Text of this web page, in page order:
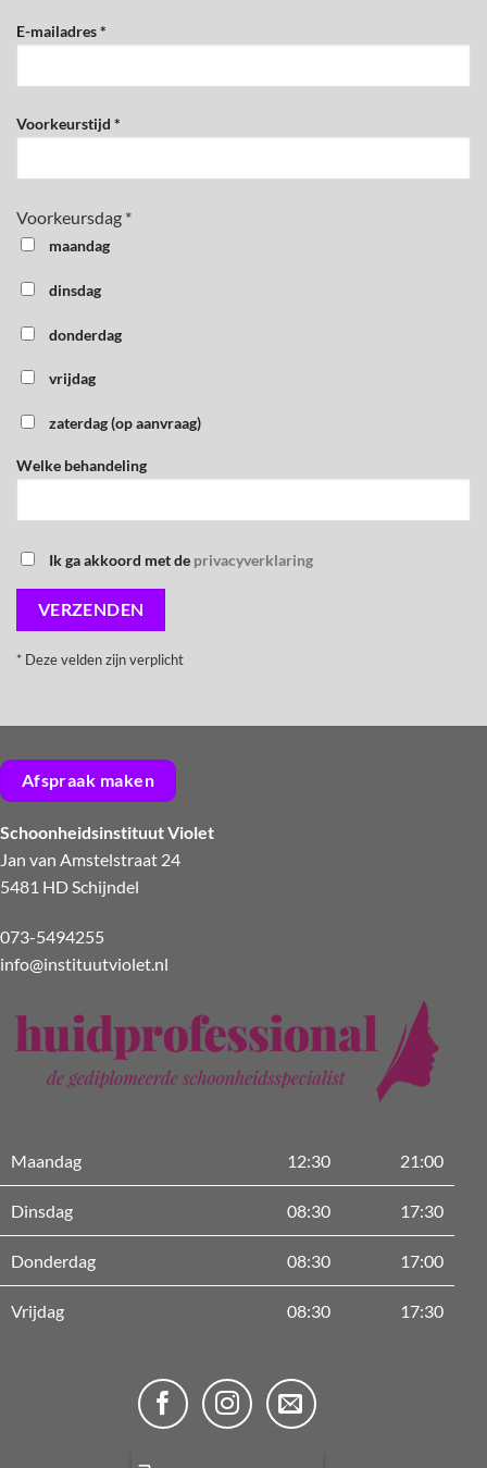
E-mailadres *
Voorkeurstijd *
Voorkeursdag *
maandag
dinsdag
donderdag
vrijdag
zaterdag (op aanvraag)
Welke behandeling
Ik ga akkoord met de privacyverklaring
* Deze velden zijn verplicht
Afspraak maken
Schoonheidsinstituut Violet
Jan van Amstelstraat 24
5481 HD Schijndel
073-5494255
info@instituutviolet.nl
Maandag 12:30 21:00
Dinsdag 08:30 17:30
Donderdag 08:30 17:00
Vrijdag 08:30 17:30